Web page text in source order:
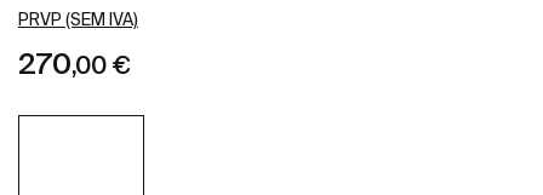
PRVP (SEM IVA)
270,00 €